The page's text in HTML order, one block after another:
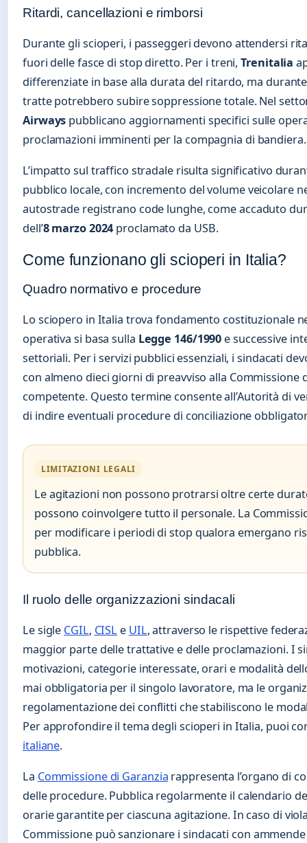
Ritardi, cancellazioni e rimborsi
Durante gli scioperi, i passeggeri devono attendersi
fuori delle fasce di stop diretto. Per i treni,Trenitalia
differenziate in base alla durata del ritardo, ma
tratte potrebbero subire soppressione totale. Nel
Airways pubblicano aggiornamenti specifici sulle
proclamazioni imminenti per la compagnia di bandiera.
L’impatto sul traffico stradale risulta significativo
pubblico locale, con incremento del volume veicolare
autostrade registrano code lunghe, come accaduto
dell’8 marzo 2024 proclamato da USB.
Come funzionano gli scioperi in Italia?
Quadro normativo e procedure
Lo sciopero in Italia trova fondamento costituzionale
operativa si basa sulla Legge 146/1990 e successive
settoriali. Per i servizi pubblici essenziali, i sindacati
con almeno dieci giorni di preavviso alla Commissione
competente. Questo termine consente all’Autorità di
di indire eventuali procedure di conciliazione
LIMITAZIONI LEGALI
Le agitazioni non possono protrarsi oltre certe
possono coinvolgere tutto il personale. La
per modificare i periodi di stop qualora emergano
pubblica.
Il ruolo delle organizzazioni sindacali
Le sigle CGIL, CISL e UIL, attraverso le rispettive
maggior parte delle trattative e delle proclamazioni. I
motivazioni, categorie interessate, orari e modalità
mai obbligatoria per il singolo lavoratore, ma le
regolamentazione dei conflitti che stabiliscono le
Per approfondire il tema degli scioperi in Italia, puoi
italiane.
La Commissione di Garanzia rappresenta l’organo di
delle procedure. Pubblica regolarmente il calendario
orarie garantite per ciascuna agitazione. In caso di
Commissione può sanzionare i sindacati con